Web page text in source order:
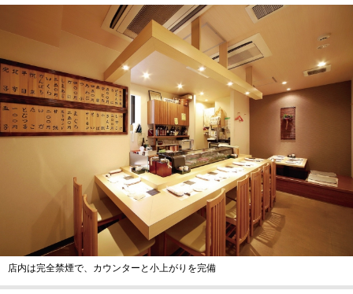
店内は完全禁煙で、カウンターと小上がりを完備